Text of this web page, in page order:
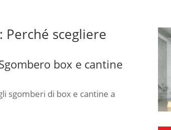
Perché scegliere
box e cantine
sgomberi di box e cantine a